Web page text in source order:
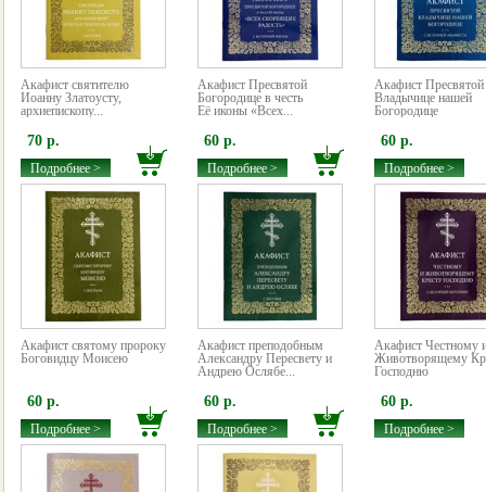
Акафист святителю
Иоанну Златоусту,
архиепископу...
70 р.
Подробнее >
Акафист Пресвятой
Богородице в честь
Её иконы «Всех...
60 р.
Подробнее >
Акафист Пресвятой
Владычице нашей
Богородице
60 р.
Подробнее >
Акафист святому пророку
Боговидцу Моисею
60 р.
Подробнее >
Акафист преподобным
Александру Пересвету и
Андрею Ослябе...
60 р.
Подробнее >
Акафист Честному
Животворящему
Господню
60 р.
Подробнее >